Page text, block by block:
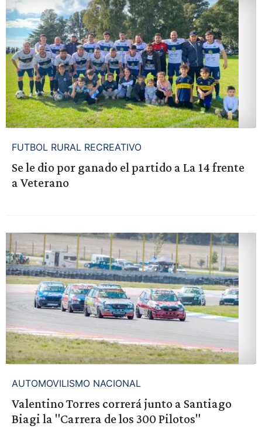
FUTBOL RURAL RECREATIVO
Se le dio por ganado el partido a La 14 frente
a Veterano
AUTOMOVILISMO NACIONAL
Valentino Torres correrá junto a Santiago
Biagi la "Carrera de los 300 Pilotos"